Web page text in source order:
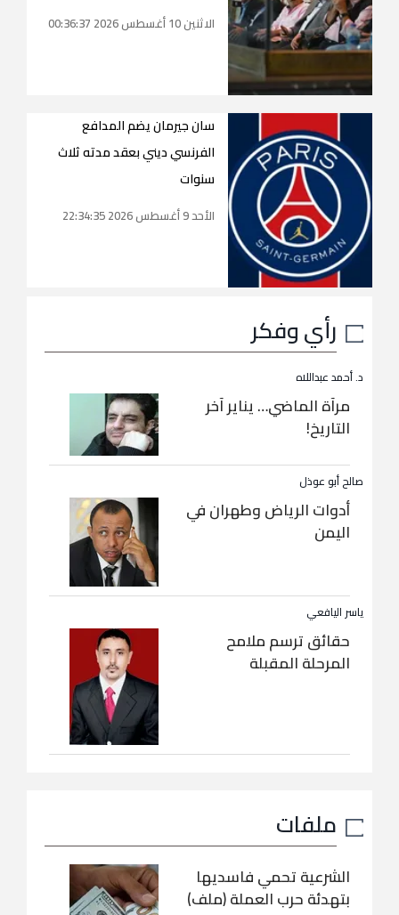
الاثنين 10 أغسطس 2026 00:36:37
سان جيرمان يضم المدافع
الفرنسي ديني بعقد مدته ثلاث
سنوات
الأحد 9 أغسطس 2026 22:34:35
رأي وفكر
د. أحمد عبداللاه
مرآة الماضي… يناير آخر
التاريخ!
صالح أبو عوذل
أدوات الرياض وطهران في
اليمن
ياسر اليافعي
حقائق ترسم ملامح
المرحلة المقبلة
ملفات
الشرعية تحمي فاسديها
بتهدئة حرب العملة (ملف)